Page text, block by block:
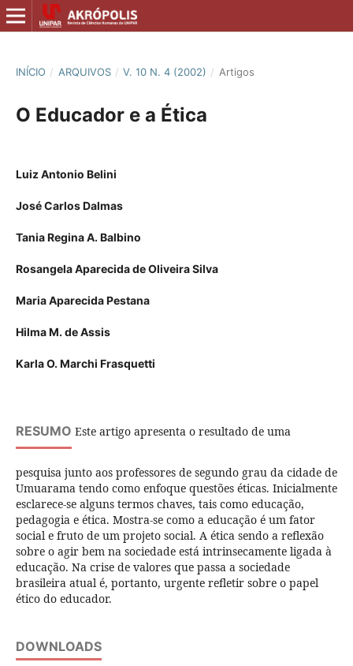
INÍCIO / ARQUIVOS / V. 10 N. 4 (2002) / Artigos
O Educador e a Ética
Luiz Antonio Belini
José Carlos Dalmas
Tania Regina A. Balbino
Rosangela Aparecida de Oliveira Silva
Maria Aparecida Pestana
Hilma M. de Assis
Karla O. Marchi Frasquetti
RESUMO Este artigo apresenta o resultado de uma
pesquisa junto aos professores de segundo grau da cidade de
Umuarama tendo como enfoque questões éticas. Inicialmente
esclarece-se alguns termos chaves, tais como educação,
pedagogia e ética. Mostra-se como a educação é um fator
social e fruto de um projeto social. A ética sendo a reflexão
sobre o agir bem na sociedade está intrinsecamente ligada à
educação. Na crise de valores que passa a sociedade
brasileira atual é, portanto, urgente refletir sobre o papel
ético do educador.
DOWNLOADS